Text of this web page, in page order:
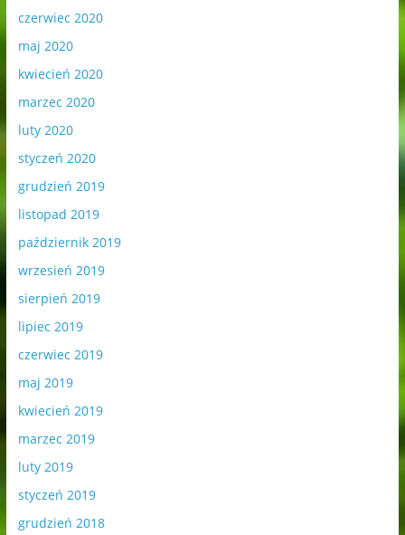
czerwiec 2020
maj 2020
kwiecień 2020
marzec 2020
luty 2020
styczeń 2020
grudzień 2019
listopad 2019
październik 2019
wrzesień 2019
sierpień 2019
lipiec 2019
czerwiec 2019
maj 2019
kwiecień 2019
marzec 2019
luty 2019
styczeń 2019
grudzień 2018